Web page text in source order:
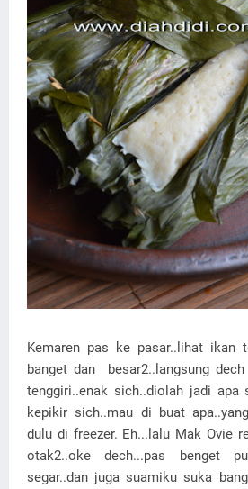
Kemaren pas ke pasar..lihat ikan
banget dan besar2..langsung
tenggiri..enak sich..diolah jadi apa
kepikir sich..mau di buat
dulu di freezer. Eh...lalu Mak Ovie
otak2..oke dech...pas benget
segar..dan juga suamiku suka